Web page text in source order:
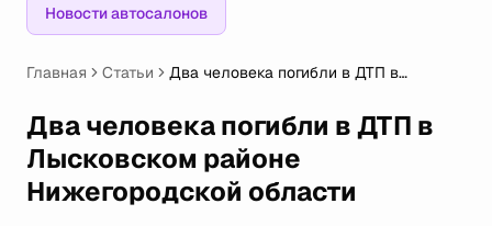
Новости автосалонов
Главная Статьи
Два человека погибли в ДТП в
области
Два человека погибли в ДТП в
Лысковском районе
Нижегородской области